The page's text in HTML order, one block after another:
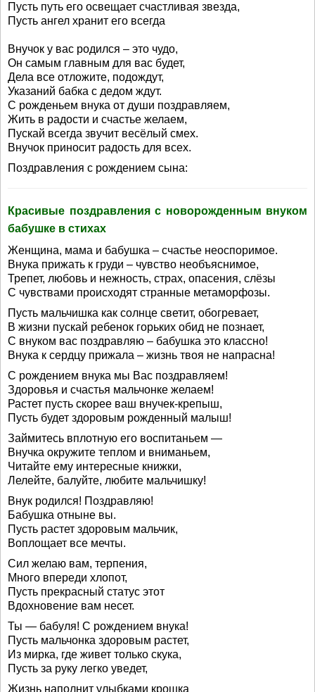
Пусть путь его освещает счастливая звезда,
Пусть ангел хранит его всегда
Внучок у вас родился – это чудо,
Он самым главным для вас будет,
Дела все отложите, подождут,
Указаний бабка с дедом ждут.
С рожденьем внука от души поздравляем,
Жить в радости и счастье желаем,
Пускай всегда звучит весёлый смех.
Внучок приносит радость для всех.
Поздравления с рождением сына:
Красивые поздравления с новорожденным внуком
бабушке в стихах
Женщина, мама и бабушка – счастье неоспоримое.
Внука прижать к груди – чувство необъяснимое,
Трепет, любовь и нежность, страх, опасения, слёзы
С чувствами происходят странные метаморфозы.
Пусть мальчишка как солнце светит, обогревает,
В жизни пускай ребенок горьких обид не познает,
С внуком вас поздравляю – бабушка это классно!
Внука к сердцу прижала – жизнь твоя не напрасна!
С рождением внука мы Вас поздравляем!
Здоровья и счастья мальчонке желаем!
Растет пусть скорее ваш внучек-крепыш,
Пусть будет здоровым рожденный малыш!
Займитесь вплотную его воспитаньем —
Внучка окружите теплом и вниманьем,
Читайте ему интересные книжки,
Лелейте, балуйте, любите мальчишку!
Внук родился! Поздравляю!
Бабушка отныне вы.
Пусть растет здоровым мальчик,
Воплощает все мечты.
Сил желаю вам, терпения,
Много впереди хлопот,
Пусть прекрасный статус этот
Вдохновение вам несет.
Ты — бабуля! С рождением внука!
Пусть мальчонка здоровым растет,
Из мирка, где живет только скука,
Пусть за руку легко уведет,
Жизнь наполнит улыбками крошка